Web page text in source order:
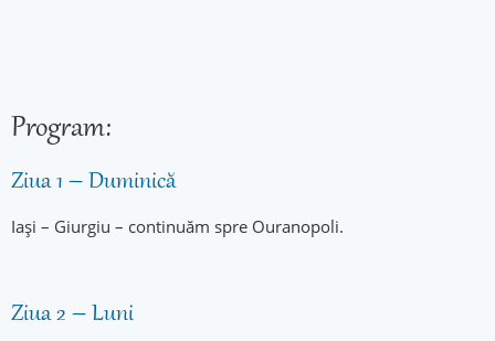
Program:
Ziua 1 – Duminică
Iași – Giurgiu – continuăm spre Ouranopoli.
Ziua 2 – Luni